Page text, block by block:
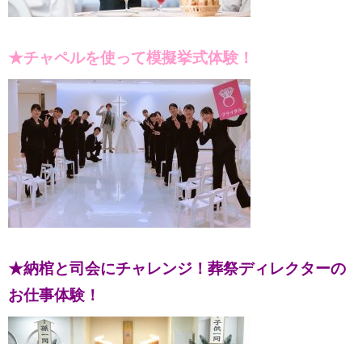
★チャペルを使って模擬挙式体験！
★納棺と司会にチャレンジ！葬祭ディレクターの
お仕事体験！